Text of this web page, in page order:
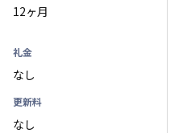
12ヶ月
礼金
なし
更新料
なし